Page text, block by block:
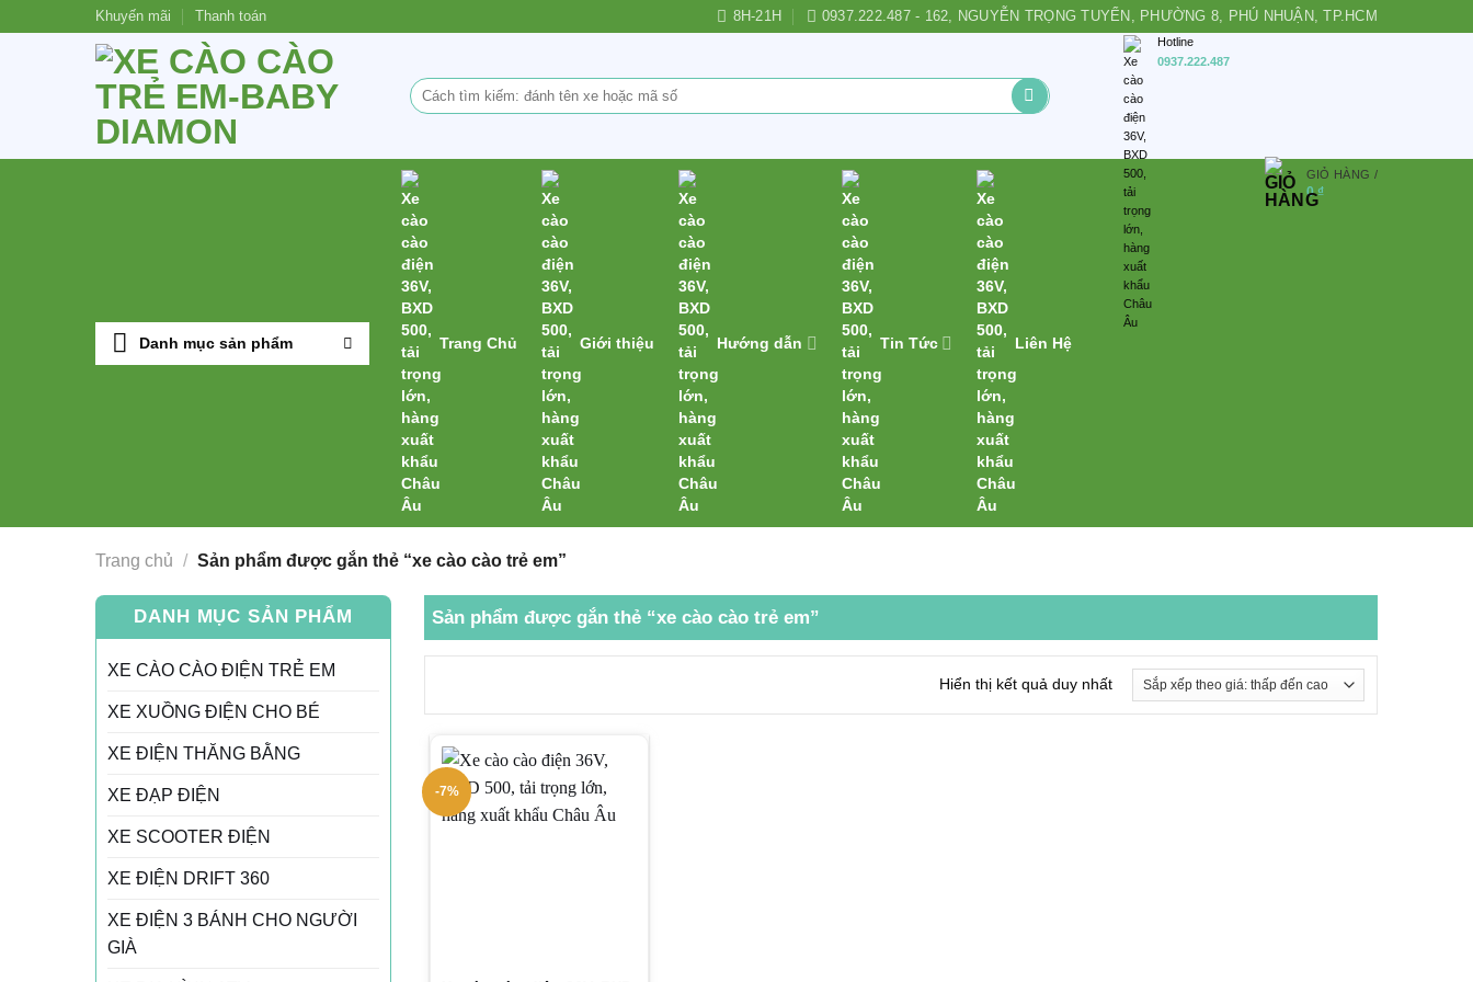
Khuyến mãi Thanh toán 8H-21H 0937.222.487 - 162, NGUYỄN TRỌNG TUYỂN, PHƯỜNG 8, PHÚ NHUẬN, TP.HCM
Tìm
kiếm:
Hotline
0937.222.487
GIỎ HÀNG /
0₫
Danh mục sản phẩm Trang Chủ Giới thiệu Hướng dẫn Tin Tức Liên Hệ
Trang chủ / Sản phẩm được gắn thẻ “xe cào cào trẻ em”
DANH MỤC SẢN PHẨM
XE CÀO CÀO ĐIỆN TRẺ EM
XE XUỒNG ĐIỆN CHO BÉ
XE ĐIỆN THĂNG BẰNG
XE ĐẠP ĐIỆN
XE SCOOTER ĐIỆN
XE ĐIỆN DRIFT 360
XE ĐIỆN 3 BÁNH CHO NGƯỜI
GIÀ
Sản phẩm được gắn thẻ “xe cào cào trẻ em”
Hiển thị kết quả duy nhất
-7%